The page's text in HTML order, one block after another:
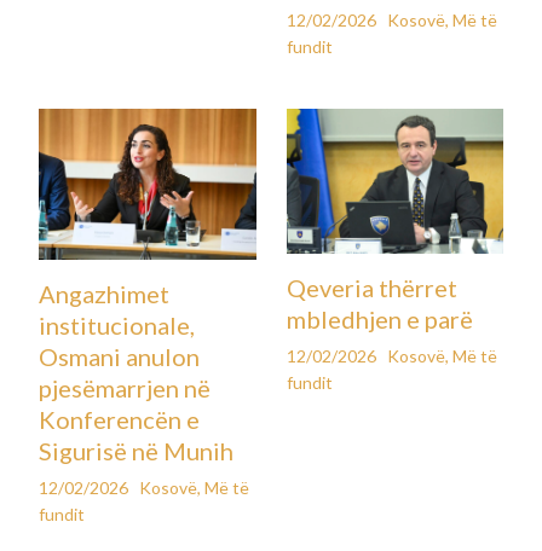
12/02/2026 Kosovë, Më të
fundit
Angazhimet
institucionale,
Osmani anulon
pjesëmarrjen në
Konferencën e
Sigurisë në Munih
12/02/2026 Kosovë,Më të
fundit
Qeveria thërret
mbledhjen e parë
12/02/2026 Kosovë, Më të
fundit